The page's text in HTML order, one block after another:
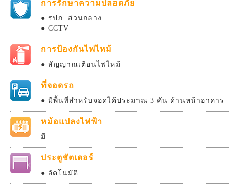
การรักษาความปลอดภัย
● รปภ. ส่วนกลาง
● CCTV
การป้องกันไฟไหม้
● สัญญาณเตือนไฟไหม้
ที่จอดรถ
● มีพื้นที่สำหรับจอดได้ประมาณ 3 คัน ด้านหน้าอาคาร
หม้อแปลงไฟฟ้า
มี
ประตูชัตเตอร์
● อัตโนมัติ